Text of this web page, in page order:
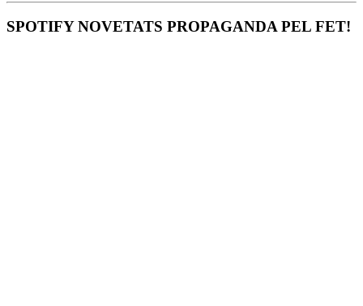
SPOTIFY NOVETATS PROPAGANDA PEL FET!